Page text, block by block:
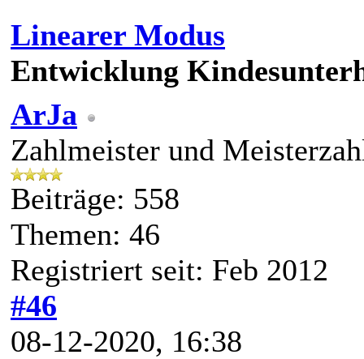
Linearer Modus
Entwicklung
ArJa
Zahlmeister und
Beiträge: 558
Themen: 46
Registriert seit: Feb 2012
#46
08-12-2020, 16:38